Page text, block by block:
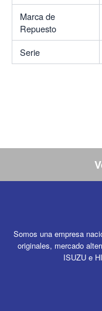
Marca de
Repuesto
Serie
Somos una empresa
originales, mercado
ISUZU e